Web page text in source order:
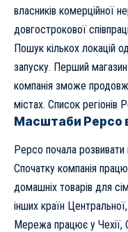
власників комерційної
довгострокової
Пошук кількох локацій
запуску. Перший
компанія зможе
містах. Список регіонів
Масштаби Pepco
Pepco почала
Спочатку компанія
домашніх товарів для
інших країн
Мережа працює у Чехії,